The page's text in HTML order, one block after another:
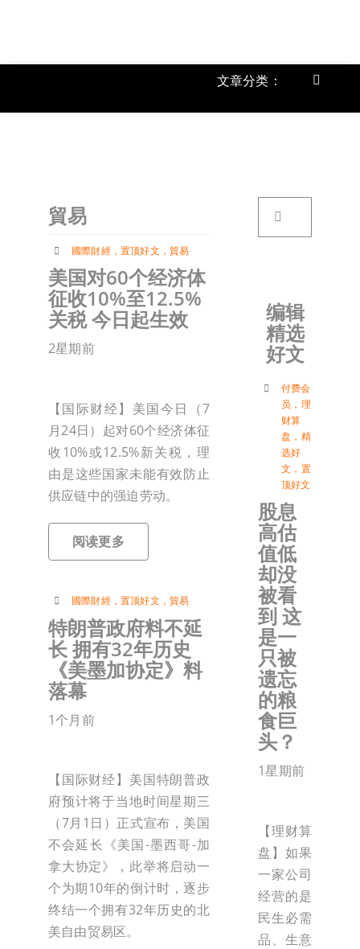
文章分类：
Toggle
貿易
國際財經， 置顶好文 ， 貿易
美国对60个经济体
征收10%至12.5%
关税 今日起生效
2星期前
【国际财经】美国今日（7
月24日）起对60个经济体征
收10%或12.5%新关税，理
由是这些国家未能有效防止
供应链中的强迫劳动。
阅读更多
國際財經， 置顶好文 ， 貿易
特朗普政府料不延
长 拥有32年历史
《美墨加协定》料
落幕
1个月前
【国际财经】美国特朗普政
府预计将于当地时间星期三
（7月1日）正式宣布，美国
不会延长《美国-墨西哥-加
拿大协定》，此举将启动一
个为期10年的倒计时，逐步
终结一个拥有32年历史的北
美自由贸易区。
编辑
精选
好文
付费会
员 ， 理
财算
盘 ， 精
选好
文 ， 置
顶好文
股息
高估
值低
却没
被看
到 这
是一
只被
遗忘
的粮
食巨
头？
1星期前
【理财算
盘】如果
一家公司
经营的是
民生必需
品、生意